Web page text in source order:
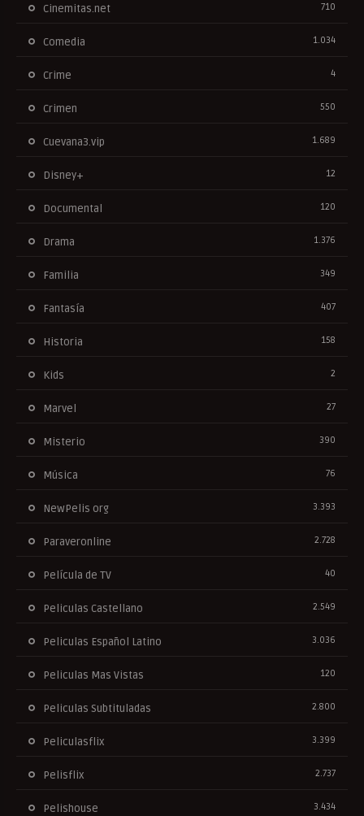
Cinemitas.net 710
Comedia 1.034
Crime 4
Crimen 550
Cuevana3.vip 1.689
Disney+ 12
Documental 120
Drama 1.376
Familia 349
Fantasía 407
Historia 158
Kids 2
Marvel 27
Misterio 390
Música 76
NewPelis org 3.393
Paraveronline 2.728
Película de TV 40
Peliculas Castellano 2.549
Peliculas Español Latino 3.036
Peliculas Mas Vistas 120
Peliculas Subtituladas 2.800
Peliculasflix 3.399
Pelisflix 2.737
Pelishouse 3.434